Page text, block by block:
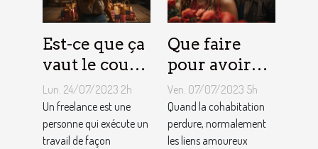
Est-ce que ça
vaut le coup
de devenir
indépendant
?
Lun. 24/07/2023 2h
Un freelance est une
personne qui exécute un
travail de façon
Que faire
pour avoir
toujours la
vie rose en
couple ?
Ven. 07/07/2023 5h
Quand la cohabitation
perdure, normalement
les liens amoureux